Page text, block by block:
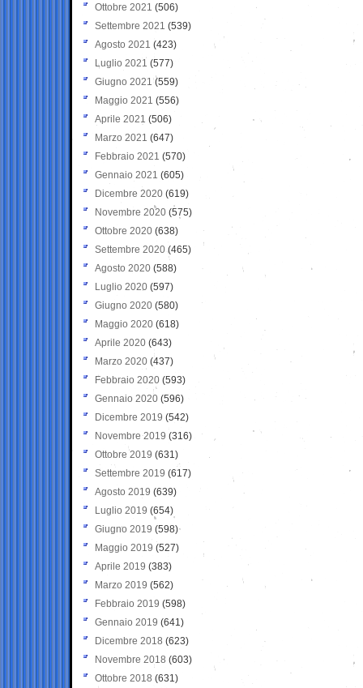
Ottobre 2021 (506)
Settembre 2021 (539)
Agosto 2021 (423)
Luglio 2021 (577)
Giugno 2021(559)
Maggio 2021 (556)
Aprile 2021 (506)
Marzo 2021 (647)
Febbraio 2021 (570)
Gennaio 2021 (605)
Dicembre 2020 (619)
Novembre 2020 (575)
Ottobre 2020 (638)
Settembre 2020(465)
Agosto 2020 (588)
Luglio 2020 (597)
Giugno 2020 (580)
Maggio 2020 (618)
Aprile 2020 (643)
Marzo 2020 (437)
Febbraio 2020 (593)
Gennaio 2020 (596)
Dicembre 2019 (542)
Novembre 2019 (316)
Ottobre 2019 (631)
Settembre 2019 (617)
Agosto 2019 (639)
Luglio 2019 (654)
Giugno 2019 (598)
Maggio 2019 (527)
Aprile 2019 (383)
Marzo 2019 (562)
Febbraio 2019 (598)
Gennaio 2019 (641)
Dicembre 2018 (623)
Novembre 2018 (603)
Ottobre 2018 (631)